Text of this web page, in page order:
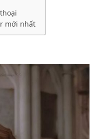
mới nhất